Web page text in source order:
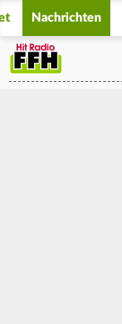
Nachrichten